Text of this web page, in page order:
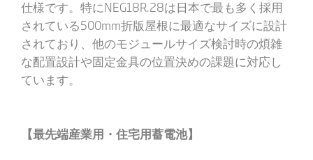
仕様です。特にNEG18R.28は日本で最も多く採用
されている500mm折版屋根に最適なサイズに設計
されており、他のモジュールサイズ検討時の煩雑
な配置設計や固定金具の位置決めの課題に対応し
ています。
【最先端産業用・住宅用蓄電池】